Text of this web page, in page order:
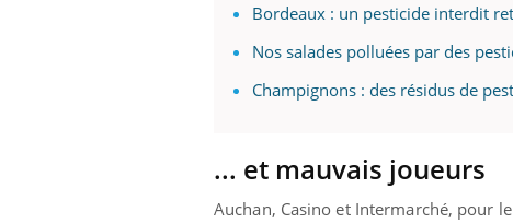
Bordeaux : un pesticide interdit
Nos salades polluées par des
Champignons : des résidus de
... et mauvais joueurs
Auchan, Casino et Intermarché, pour